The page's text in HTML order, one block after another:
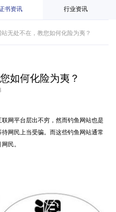
书资讯 行业资讯
无处不在，教您如何化险为夷？
如何化险为夷？
网平台层出不穷，然而钓鱼网站也是
网民上当受骗。而这些钓鱼网站通常
民。